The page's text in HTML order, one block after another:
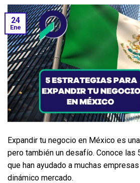
24
Ene
Expandir tu negocio en México es
pero también un desafío. Conoce las
que han ayudado a muchas
dinámico mercado.